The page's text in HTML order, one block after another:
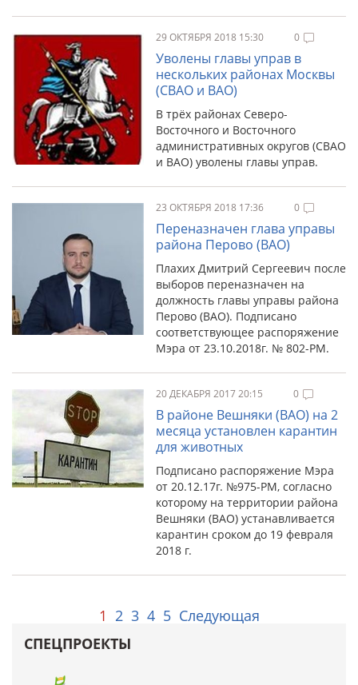
29 ОКТЯБРЯ 2018 15:30 0
Уволены главы управ в
нескольких районах Москвы
(СВАО и ВАО)
В трёх районах Северо-
Восточного и Восточного
административных округов (СВАО
и ВАО) уволены главы управ.
23 ОКТЯБРЯ 2018 17:36 0
Переназначен глава управы
района Перово (ВАО)
Плахих Дмитрий Сергеевич после
выборов переназначен на
должность главы управы района
Перово (ВАО). Подписано
соответствующее распоряжение
Мэра от 23.10.2018г. № 802-РМ.
20 ДЕКАБРЯ 2017 20:15 0
В районе Вешняки (ВАО) на 2
месяца установлен карантин
для животных
Подписано распоряжение Мэра
от 20.12.17г. №975-РМ, согласно
которому на территории района
Вешняки (ВАО) устанавливается
карантин сроком до 19 февраля
2018 г.
1 2 3 4 5 Следующая
СПЕЦПРОЕКТЫ